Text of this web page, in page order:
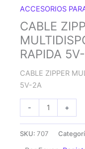
ACCESORIOS
CABLE
RAPIDA
CABLE ZIPPER
5V-2A
-
ZIPPER
+
SKU: 707